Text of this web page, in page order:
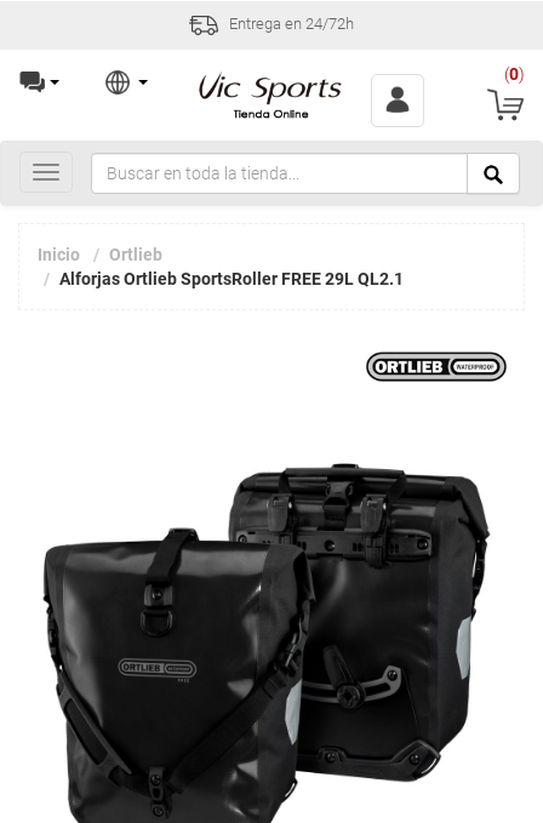
Entrega en 24/72h
(0)
Toggle
navigation
Inicio
Ortlieb
Alforjas Ortlieb SportsRoller FREE 29L QL2.1